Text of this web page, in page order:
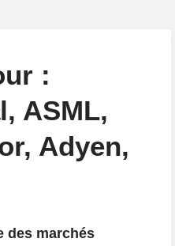
:
ASML,
Adyen,
des marchés